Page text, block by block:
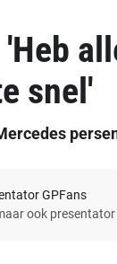
snel'
GPFans
ook